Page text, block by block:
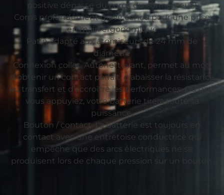
positive dépasse du corps du connecteur.)
Corps profondément gravé conçu pour une prise
en main ergonomique
Patin adapté aux atomiseurs de 24 mm de
diamètre
Connexion collet. Autonettoyant, permet au mod
d’obtenir un contact parfait, d’abaisser la résistance
au transfert et d’accroître les performances. Où que
vous appuyiez, votre batterie tirera toute sa
puissance.
Bouton / contact. La batterie est toujours en
contact avec une entretoise conductrice qui
empêche que des arcs électriques ne se
produisent lors de chaque pression sur un bouton.